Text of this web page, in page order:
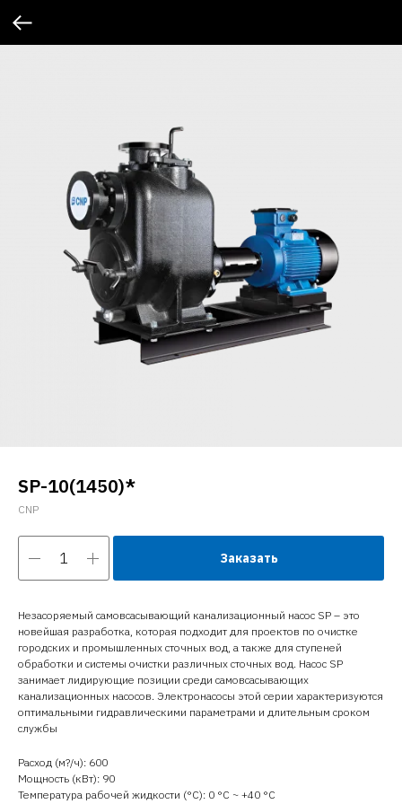
SP-10(1450)*
CNP
Заказать
Незасоряемый самовсасывающий канализационный насос SP – это
новейшая разработка, которая подходит для проектов по очистке
городских и промышленных сточных вод, а также для ступеней
обработки и системы очистки различных сточных вод. Насос SP
занимает лидирующие позиции среди самовсасывающих
канализационных насосов. Электронасосы этой серии характеризуются
оптимальными гидравлическими параметрами и длительным сроком
службы
Расход (м?/ч): 600
Мощность (кВт): 90
Температура рабочей жидкости (°C): 0 °С ~ +40 °С